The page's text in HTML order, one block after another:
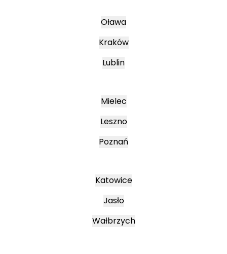
Oława
Kraków
Lublin
Mielec
Leszno
Poznań
Katowice
Jasło
Wałbrzych